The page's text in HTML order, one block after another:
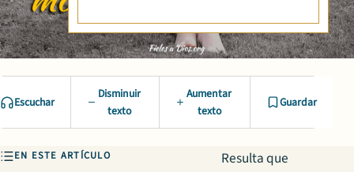
Escuchar
Disminuir
texto
Aumentar
texto
Guardar
EN ESTE ARTÍCULO
Resulta que